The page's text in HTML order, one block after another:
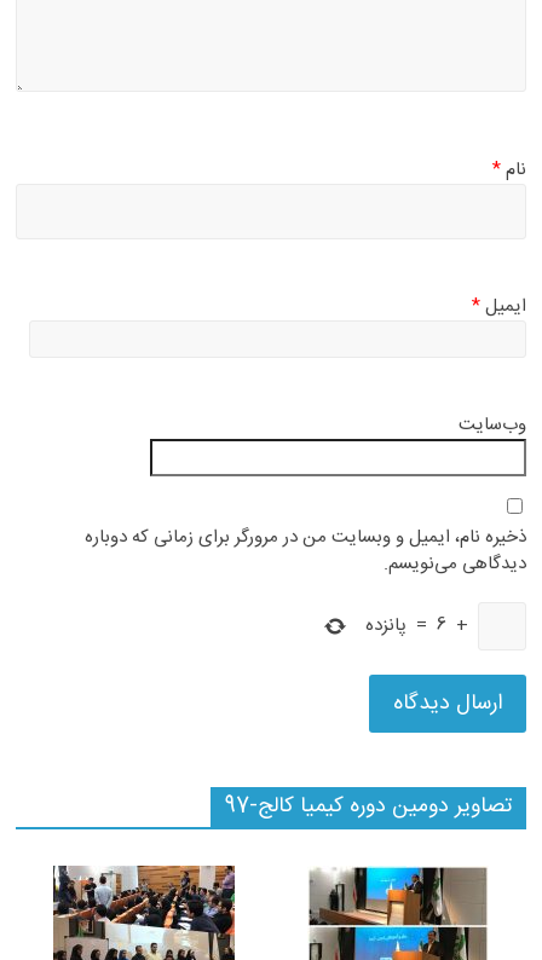
نام*
ایمیل*
وب‌سایت
ذخیره نام، ایمیل و وبسایت من در مرورگر برای زمانی که دوباره
دیدگاهی می‌نویسم.
+
6
= پانزده
تصاویر دومین دوره کیمیا کالج-97